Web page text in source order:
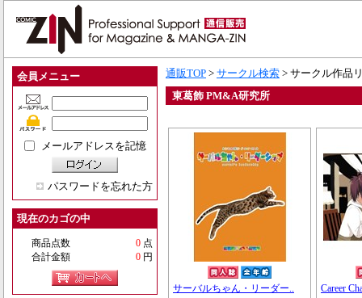
会員メニュー
メールアドレスを記憶
パスワードを忘れた方
現在のカゴの中
商品点数 0 点
合計金額
0 円
通販TOP > サークル検索 > サークル作品
東葛飾 PM&A研究所
サーバルちゃん・リーダー..
Career